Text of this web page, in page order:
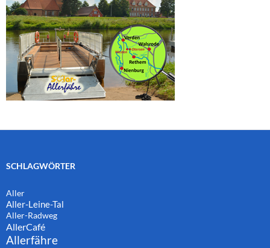
SCHLAGWÖRTER
Aller
Aller-Leine-Tal
Aller-Radweg
AllerCafé
Allerfähre